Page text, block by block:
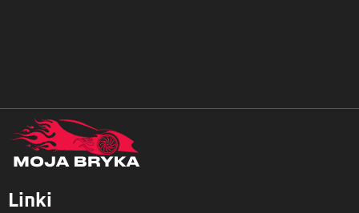
Linki